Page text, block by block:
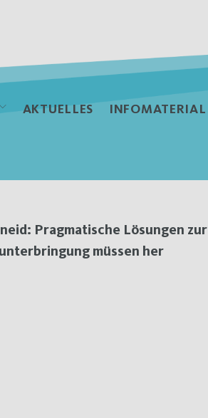
AKTUELLES INFOMATERIAL
Pragmatische Lösungen zur
müssen her